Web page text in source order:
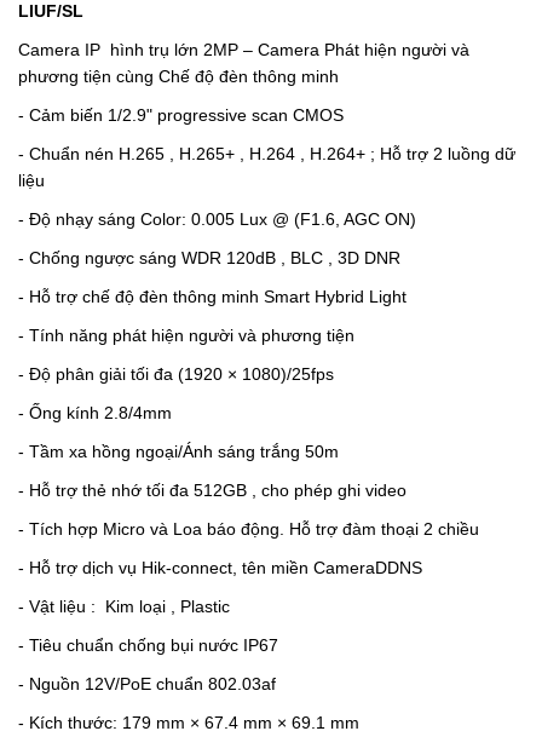
LIUF/SL
Camera IP hình trụ lớn 2MP – Camera Phát hiện người và
phương tiện cùng Chế độ đèn thông minh
- Cảm biến 1/2.9" progressive scan CMOS
- Chuẩn nén H.265 , H.265+ , H.264 , H.264+ ; Hỗ trợ 2 luồng dữ
liệu
- Độ nhạy sáng Color: 0.005 Lux @ (F1.6, AGC ON)
- Chống ngược sáng WDR 120dB , BLC , 3D DNR
- Hỗ trợ chế độ đèn thông minh Smart Hybrid Light
- Tính năng phát hiện người và phương tiện
- Độ phân giải tối đa (1920 × 1080)/25fps
- Ống kính 2.8/4mm
- Tầm xa hồng ngoại/Ánh sáng trắng 50m
- Hỗ trợ thẻ nhớ tối đa 512GB , cho phép ghi video
- Tích hợp Micro và Loa báo động. Hỗ trợ đàm thoại 2 chiều
- Hỗ trợ dịch vụ Hik-connect, tên miền CameraDDNS
- Vật liệu : Kim loại , Plastic
- Tiêu chuẩn chống bụi nước IP67
- Nguồn 12V/PoE chuẩn 802.03af
- Kích thước: 179 mm × 67.4 mm × 69.1 mm